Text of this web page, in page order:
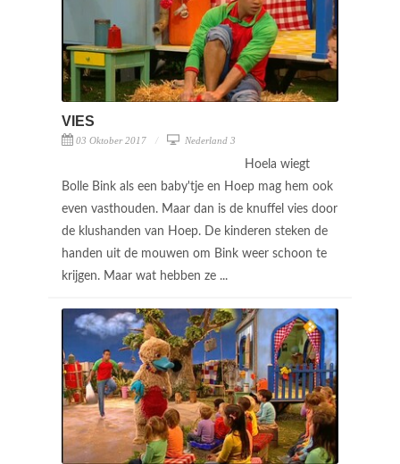
VIES
03 Oktober 2017 Nederland 3
Hoela wiegt
Bolle Bink als een baby'tje en Hoep mag hem ook
even vasthouden. Maar dan is de knuffel vies door
de klushanden van Hoep. De kinderen steken de
handen uit de mouwen om Bink weer schoon te
krijgen. Maar wat hebben ze ...